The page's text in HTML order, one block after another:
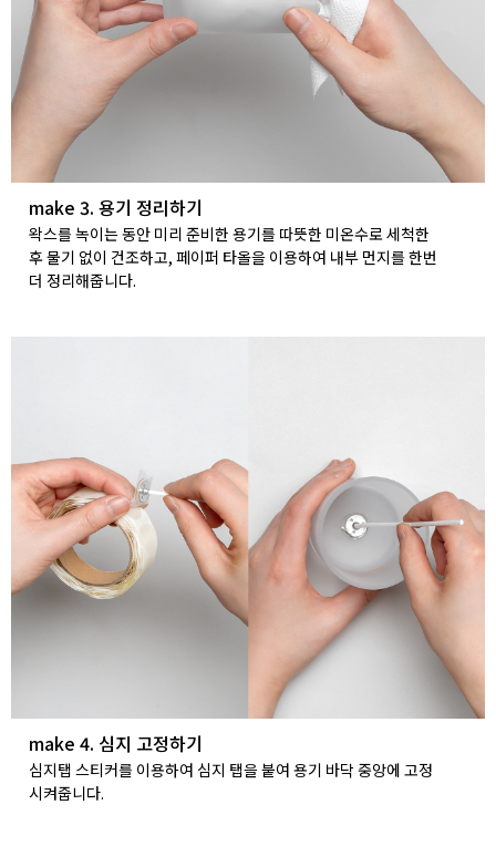
make 3. 용기 정리하기
왁스를 녹이는 동안 미리 준비한 용기를 따뜻한 미온수로 세척한
후 물기 없이 건조하고, 페이퍼 타올을 이용하여 내부 먼지를 한번
더 정리해줍니다.
make 4. 심지 고정하기
심지탭 스티커를 이용하여 심지 탭을 붙여 용기 바닥 중앙에 고정
시켜줍니다.